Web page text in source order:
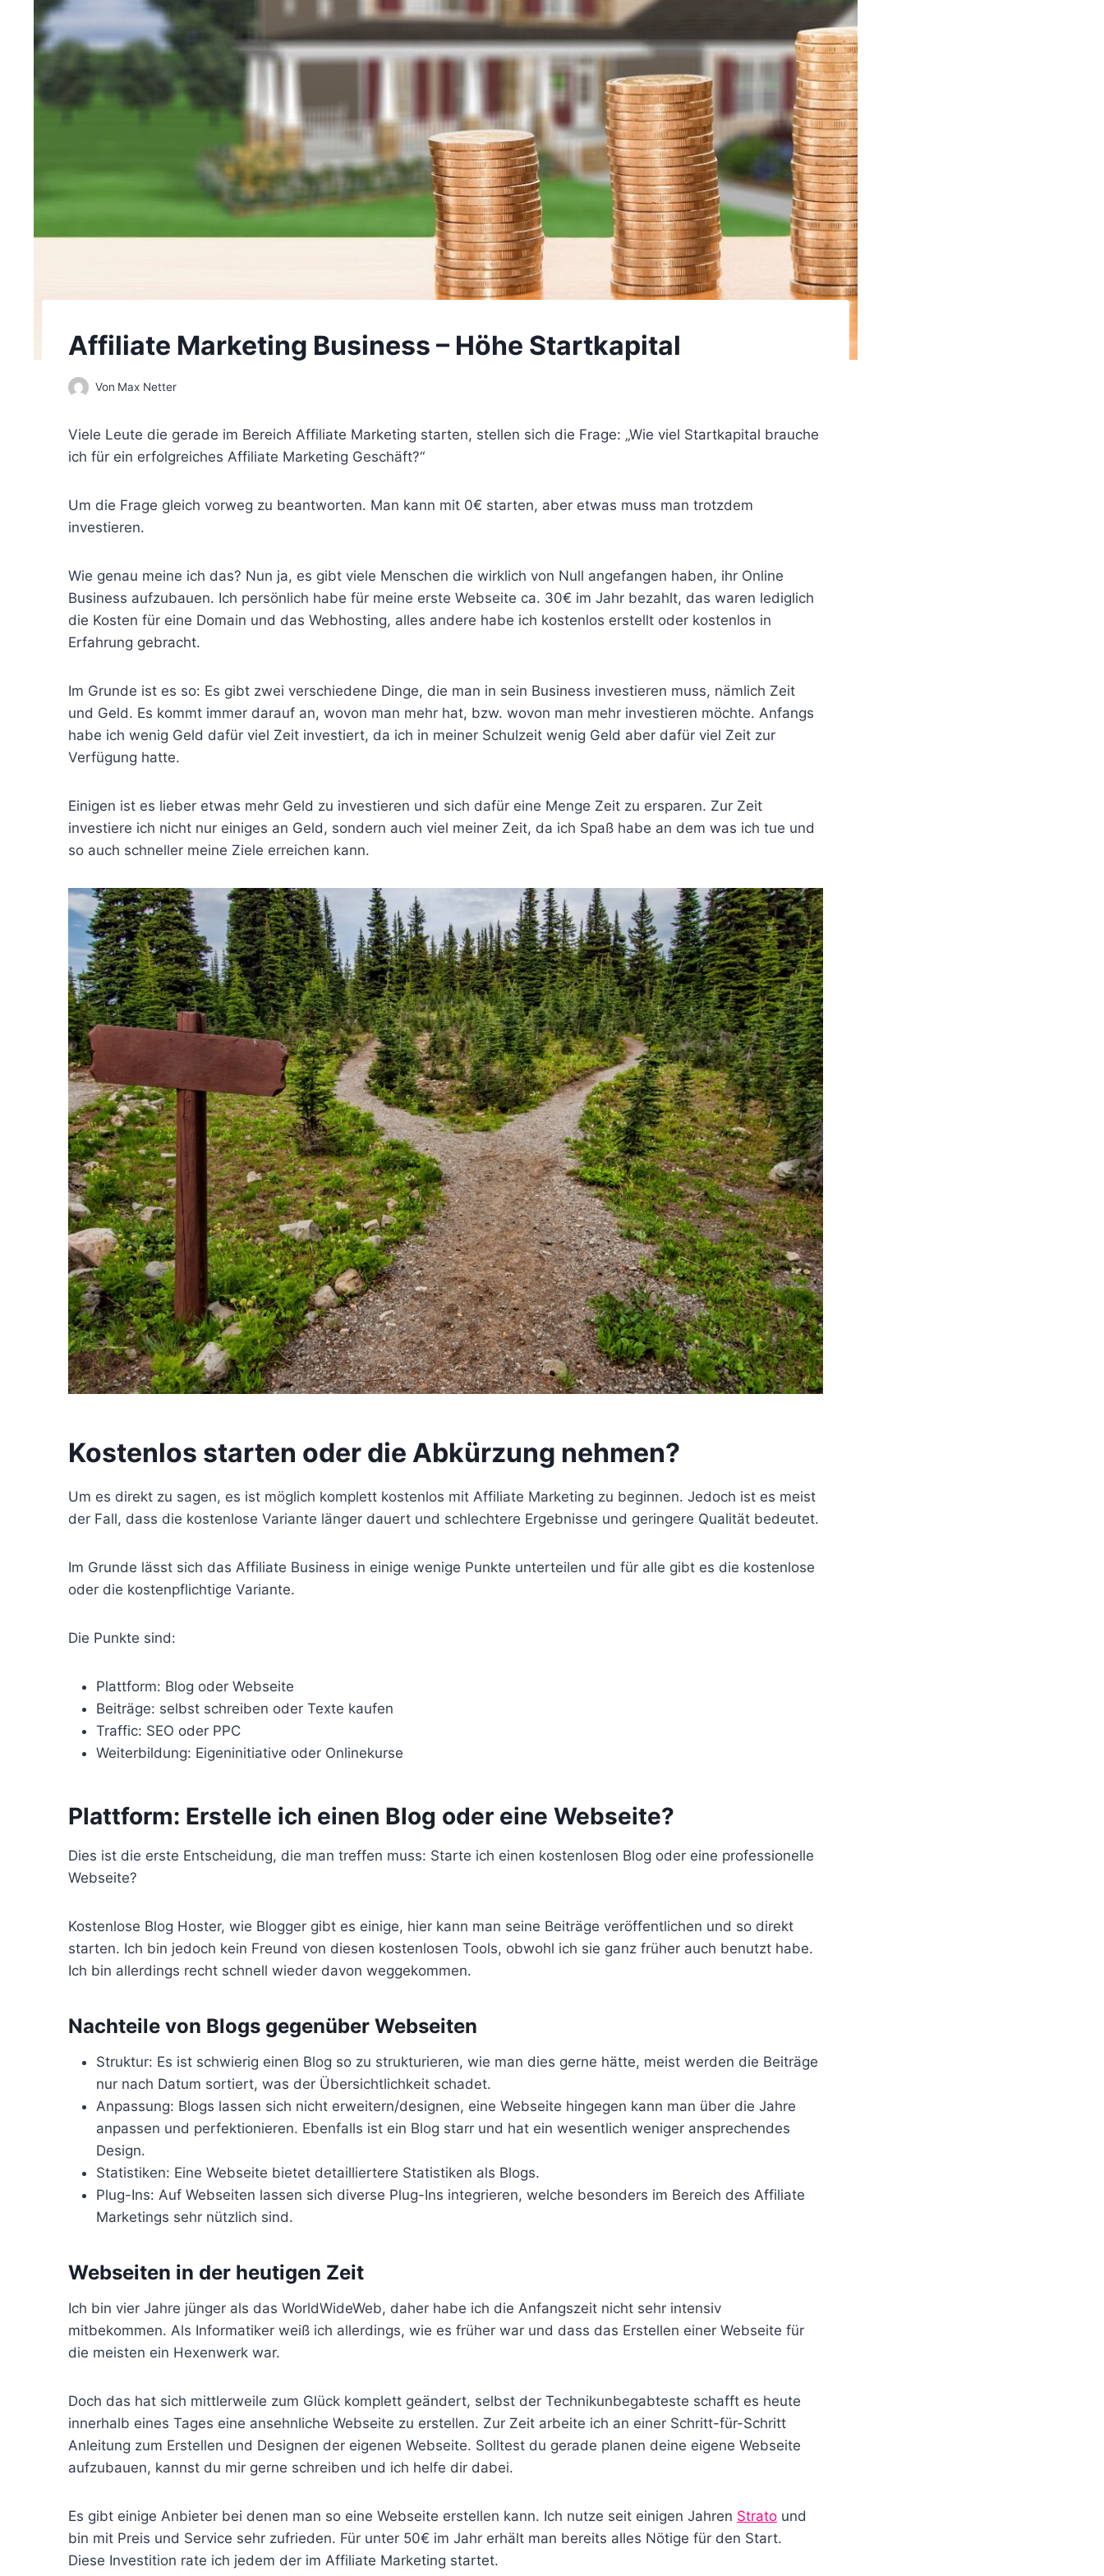
Affiliate Marketing Business – Höhe Startkapital
Von Max Netter
Viele Leute die gerade im Bereich Affiliate Marketing starten, stellen sich die Frage: „Wie viel Startkapital brauche
ich für ein erfolgreiches Affiliate Marketing Geschäft?“
Um die Frage gleich vorweg zu beantworten. Man kann mit 0€ starten, aber etwas muss man trotzdem
investieren.
Wie genau meine ich das? Nun ja, es gibt viele Menschen die wirklich von Null angefangen haben, ihr Online
Business aufzubauen. Ich persönlich habe für meine erste Webseite ca. 30€ im Jahr bezahlt, das waren lediglich
die Kosten für eine Domain und das Webhosting, alles andere habe ich kostenlos erstellt oder kostenlos in
Erfahrung gebracht.
Im Grunde ist es so: Es gibt zwei verschiedene Dinge, die man in sein Business investieren muss, nämlich Zeit
und Geld. Es kommt immer darauf an, wovon man mehr hat, bzw. wovon man mehr investieren möchte. Anfangs
habe ich wenig Geld dafür viel Zeit investiert, da ich in meiner Schulzeit wenig Geld aber dafür viel Zeit zur
Verfügung hatte.
Einigen ist es lieber etwas mehr Geld zu investieren und sich dafür eine Menge Zeit zu ersparen. Zur Zeit
investiere ich nicht nur einiges an Geld, sondern auch viel meiner Zeit, da ich Spaß habe an dem was ich tue und
so auch schneller meine Ziele erreichen kann.
Kostenlos starten oder die Abkürzung nehmen?
Um es direkt zu sagen, es ist möglich komplett kostenlos mit Affiliate Marketing zu beginnen. Jedoch ist es meist
der Fall, dass die kostenlose Variante länger dauert und schlechtere Ergebnisse und geringere Qualität bedeutet.
Im Grunde lässt sich das Affiliate Business in einige wenige Punkte unterteilen und für alle gibt es die kostenlose
oder die kostenpflichtige Variante.
Die Punkte sind:
Plattform: Blog oder Webseite
Beiträge: selbst schreiben oder Texte kaufen
Traffic: SEO oder PPC
Weiterbildung: Eigeninitiative oder Onlinekurse
Plattform: Erstelle ich einen Blog oder eine Webseite?
Dies ist die erste Entscheidung, die man treffen muss: Starte ich einen kostenlosen Blog oder eine professionelle
Webseite?
Kostenlose Blog Hoster, wie Blogger gibt es einige, hier kann man seine Beiträge veröffentlichen und so direkt
starten. Ich bin jedoch kein Freund von diesen kostenlosen Tools, obwohl ich sie ganz früher auch benutzt habe.
Ich bin allerdings recht schnell wieder davon weggekommen.
Nachteile von Blogs gegenüber Webseiten
Struktur: Es ist schwierig einen Blog so zu strukturieren, wie man dies gerne hätte, meist werden die Beiträge
nur nach Datum sortiert, was der Übersichtlichkeit schadet.
Anpassung: Blogs lassen sich nicht erweitern/designen, eine Webseite hingegen kann man über die Jahre
anpassen und perfektionieren. Ebenfalls ist ein Blog starr und hat ein wesentlich weniger ansprechendes
Design.
Statistiken: Eine Webseite bietet detailliertere Statistiken als Blogs.
Plug-Ins: Auf Webseiten lassen sich diverse Plug-Ins integrieren, welche besonders im Bereich des Affiliate
Marketings sehr nützlich sind.
Webseiten in der heutigen Zeit
Ich bin vier Jahre jünger als das WorldWideWeb, daher habe ich die Anfangszeit nicht sehr intensiv
mitbekommen. Als Informatiker weiß ich allerdings, wie es früher war und dass das Erstellen einer Webseite für
die meisten ein Hexenwerk war.
Doch das hat sich mittlerweile zum Glück komplett geändert, selbst der Technikunbegabteste schafft es heute
innerhalb eines Tages eine ansehnliche Webseite zu erstellen. Zur Zeit arbeite ich an einer Schritt-für-Schritt
Anleitung zum Erstellen und Designen der eigenen Webseite. Solltest du gerade planen deine eigene Webseite
aufzubauen, kannst du mir gerne schreiben und ich helfe dir dabei.
Es gibt einige Anbieter bei denen man so eine Webseite erstellen kann. Ich nutze seit einigen Jahren Strato und
bin mit Preis und Service sehr zufrieden. Für unter 50€ im Jahr erhält man bereits alles Nötige für den Start.
Diese Investition rate ich jedem der im Affiliate Marketing startet.